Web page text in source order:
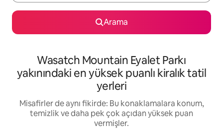
Arama
Wasatch Mountain Eyalet Parkı
yakınındaki en yüksek puanlı kiralık tatil
yerleri
Misafirler de aynı fikirde: Bu konaklamalara konum,
temizlik ve daha pek çok açıdan yüksek puan
vermişler.